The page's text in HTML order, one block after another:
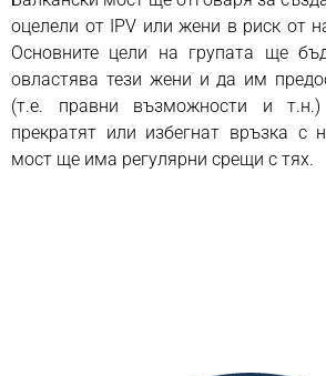
оцелели от IPV или жени в риск от
Основните цели на групата ще
овластява тези жени и да им
(т.е. правни възможности и
прекратят или избегнат връзка с
мост ще има регулярни срещи с тях.